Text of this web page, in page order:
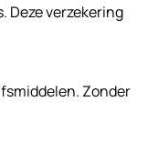
Deze verzekering
Zonder